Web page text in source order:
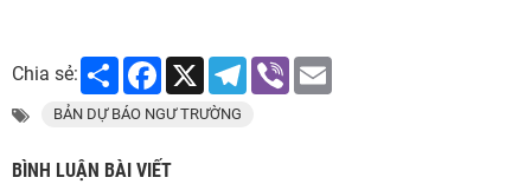
Chia sẻ: Share Facebook
X Telegram
Viber
BẢN DỰ BÁO NGƯ TRƯỜNG
BÌNH LUẬN BÀI VIẾT